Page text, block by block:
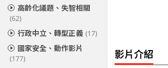
高齡化議題、失智相關
(62)
行政中立、轉型正義 (17)
國家安全、動作影片
(177) 影片介紹